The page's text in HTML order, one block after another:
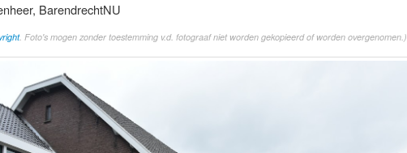
BarendrechtNU
. Foto's mogen zonder toestemming v.d. fotograaf niet worden gekopieerd of worden overgenomen.)